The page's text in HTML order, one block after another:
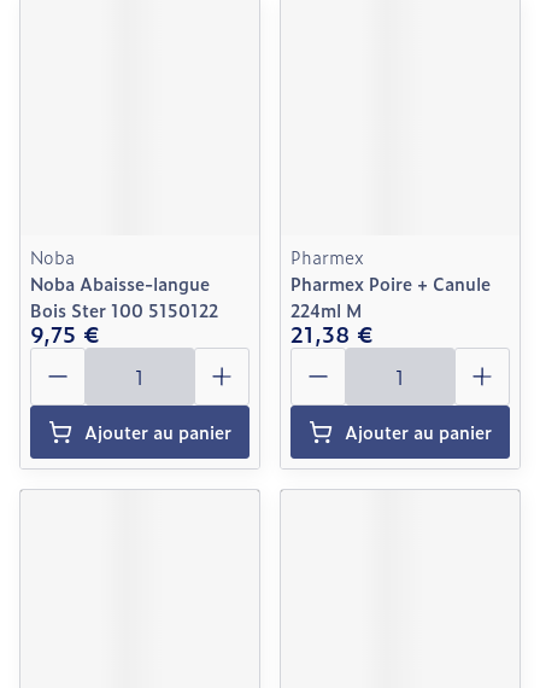
Noba
Noba Abaisse-langue
Bois Ster 100 5150122
9,75 €
Quantité
Ajouter au panier
Pharmex
Pharmex Poire + Canule
224ml M
21,38 €
Quantité
Ajouter au panier